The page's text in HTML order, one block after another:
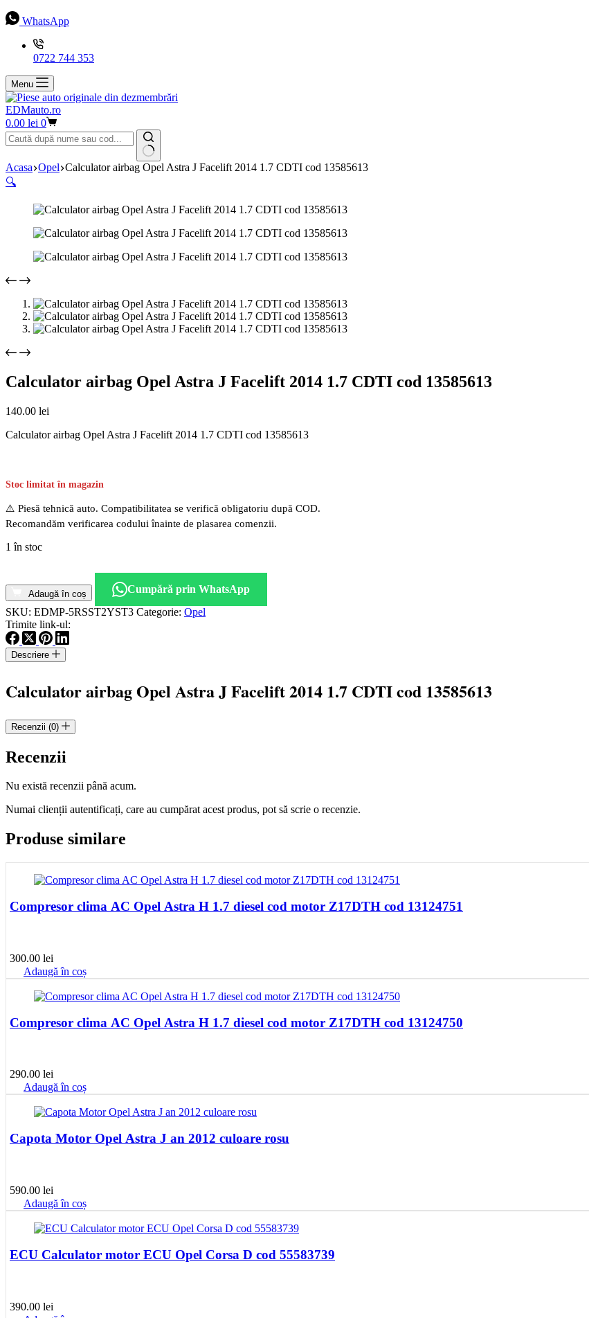
WhatsApp
0722 744 353
Menu
EDMauto.ro
Coș
de
cumpărături
0.00 lei 0
Niciun
rezultat
Acasa Opel Calculator airbag Opel Astra J Facelift 2014 1.7 CDTI cod 13585613
🔍
Calculator airbag Opel Astra J Facelift 2014 1.7 CDTI cod 13585613
140.00 lei
Calculator airbag Opel Astra J Facelift 2014 1.7 CDTI cod 13585613
Stoc limitat în magazin
⚠️ Piesă tehnică auto. Compatibilitatea se verifică obligatoriu după COD.
Recomandăm verificarea codului înainte de plasarea comenzii.
1 în stoc
Calculator
airbag
Opel
Astra
J
Facelift
2014
cod
Adaugă în coș
Cumpără prin WhatsApp
SKU: EDMP-5RSST2YST3 Categorie: Opel
Trimite link-ul:
Descriere
Calculator airbag Opel Astra J Facelift 2014 1.7 CDTI cod 13585613
Recenzii (0)
Recenzii
Nu există recenzii până acum.
Numai clienții autentificați, care au cumpărat acest produs, pot să scrie o recenzie.
Produse similare
Compresor clima AC Opel Astra H 1.7 diesel cod motor Z17DTH cod 13124751
300.00 lei
Adaugă în coș
Compresor clima AC Opel Astra H 1.7 diesel cod motor Z17DTH cod 13124750
290.00 lei
Adaugă în coș
Capota Motor Opel Astra J an 2012 culoare rosu
590.00 lei
Adaugă în coș
ECU Calculator motor ECU Opel Corsa D cod 55583739
390.00 lei